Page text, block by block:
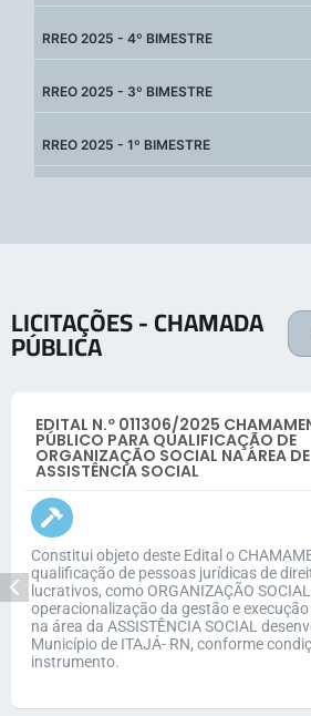
RREO 2025 - 4º BIMESTRE
RREO 2025 - 3º BIMESTRE
RREO 2025 - 1º BIMESTRE
LICITAÇÕES - CHAMADA
PÚBLICA
EDITAL N.º 011306/2025
PÚBLICO PARA QUALIFICAÇÃO DE
ORGANIZAÇÃO SOCIAL NA ÁREA DE
ASSISTÊNCIA SOCIAL
Constitui objeto deste Edital o
qualificação de pessoas jurídicas de
lucrativos, como ORGANIZAÇÃO
operacionalização da gestão e
na área da ASSISTÊNCIA SOCIAL
Município de ITAJÁ- RN, conforme
instrumento.